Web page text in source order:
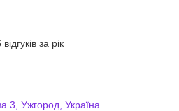
за рік
3, Ужгород, Україна